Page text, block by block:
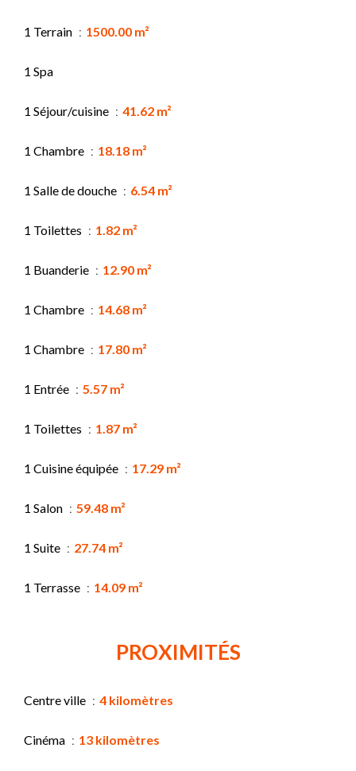
1 Terrain 1500.00 m²
1 Spa
1 Séjour/cuisine 41.62 m²
1 Chambre 18.18 m²
1 Salle de douche 6.54 m²
1 Toilettes 1.82 m²
1 Buanderie 12.90 m²
1 Chambre 14.68 m²
1 Chambre 17.80 m²
1 Entrée 5.57 m²
1 Toilettes 1.87 m²
1 Cuisine équipée 17.29 m²
1 Salon 59.48 m²
1 Suite 27.74 m²
1 Terrasse 14.09 m²
PROXIMITÉS
Centre ville 4 kilomètres
Cinéma 13 kilomètres